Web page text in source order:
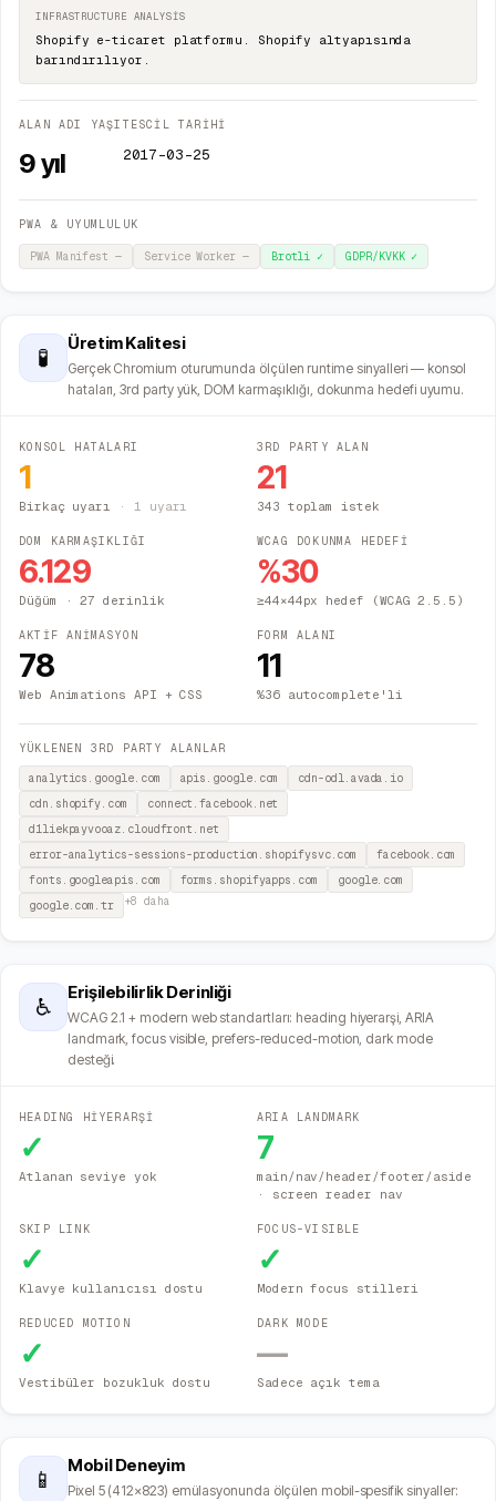
INFRASTRUCTURE ANALYSIS
Shopify e-ticaret platformu. Shopify altyapısında
barındırılıyor.
ALAN ADI YAŞI
9yıl
TESCİL TARİHİ
2017-03-25
PWA & UYUMLULUK
PWA Manifest— Service Worker — Brotli✓ GDPR/KVKK✓
🧪
Üretim Kalitesi
Gerçek Chromium oturumunda ölçülen runtime sinyalleri — konsol
hataları, 3rd party yük, DOM karmaşıklığı, dokunma hedefi uyumu.
KONSOL HATALARI
1
Birkaç uyarı · 1 uyarı
3RD PARTY ALAN
21
343 toplam istek
DOM KARMAŞIKLIĞI
6.129
Düğüm · 27 derinlik
WCAG DOKUNMA HEDEFİ
%30
≥44×44px hedef (WCAG 2.5.5)
AKTİF ANİMASYON
78
Web Animations API + CSS
FORM ALANI
11
%36 autocomplete'li
YÜKLENEN 3RD PARTY ALANLAR
analytics.google.com apis.google.com
cdn-odl.avada.io
cdn.shopify.com
connect.facebook.net
d1liekpayvooaz.cloudfront.net
error-analytics-sessions-production.shopifysvc.com
facebook.com
fonts.googleapis.com
forms.shopifyapps.com
google.com
google.com.tr
+8 daha
♿
Erişilebilirlik Derinliği
WCAG 2.1 + modern web standartları: heading hiyerarşi, ARIA
landmark, focus visible, prefers-reduced-motion, dark mode
desteği.
HEADING HİYERARŞİ
✓
Atlanan seviye yok
ARIA LANDMARK
7
main/nav/header/footer/aside
· screen reader nav
SKIP LINK
✓
Klavye kullanıcısı dostu
FOCUS-VISIBLE
✓
Modern focus stilleri
REDUCED MOTION
✓
Vestibüler bozukluk dostu
DARK MODE
—
Sadece açık tema
📱
Mobil Deneyim
Pixel 5 (412×823) emülasyonunda ölçülen mobil-spesifik sinyaller: